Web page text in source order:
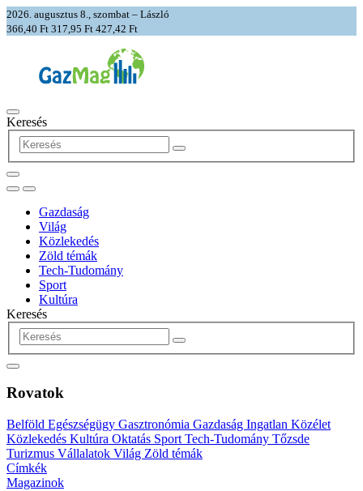
2026. augusztus 8., szombat – László
366,40 Ft 317,95 Ft 427,42 Ft
Keresés
Gazdaság
Világ
Közlekedés
Zöld témák
Tech-Tudomány
Sport
Kultúra
Keresés
Rovatok
Belföld Egészségügy Gasztronómia Gazdaság Ingatlan Közélet
Közlekedés Kultúra Oktatás Sport Tech-Tudomány Tőzsde
Turizmus Vállalatok Világ Zöld témák
Címkék
Magazinok